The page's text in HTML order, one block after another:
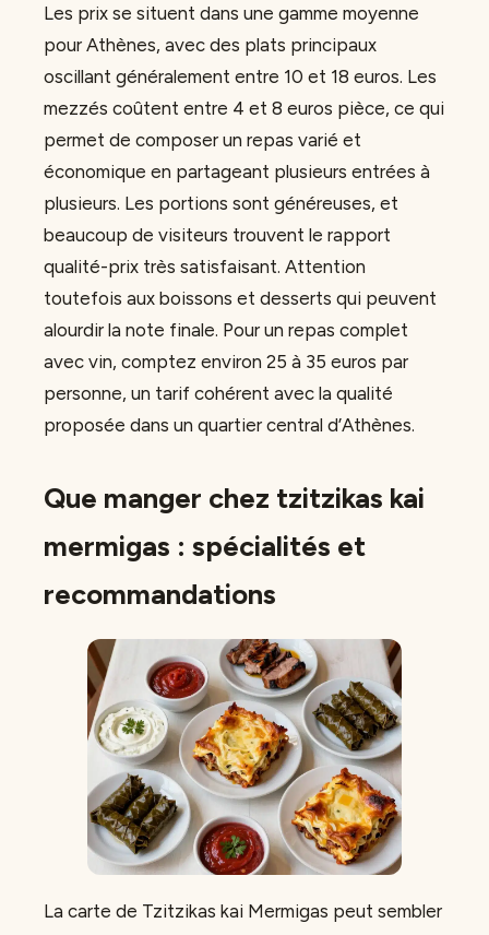
Les prix se situent dans une gamme moyenne
pour Athènes, avec des plats principaux
oscillant généralement entre 10 et 18 euros. Les
mezzés coûtent entre 4 et 8 euros pièce, ce qui
permet de composer un repas varié et
économique en partageant plusieurs entrées à
plusieurs. Les portions sont généreuses, et
beaucoup de visiteurs trouvent le rapport
qualité-prix très satisfaisant. Attention
toutefois aux boissons et desserts qui peuvent
alourdir la note finale. Pour un repas complet
avec vin, comptez environ 25 à 35 euros par
personne, un tarif cohérent avec la qualité
proposée dans un quartier central d’Athènes.
Que manger chez tzitzikas kai
mermigas : spécialités et
recommandations
La carte de Tzitzikas kai Mermigas peut sembler